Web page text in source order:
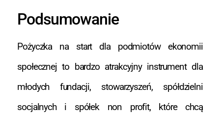
Podsumowanie
Pożyczka na start dla podmiotów ekonomii
społecznej to bardzo atrakcyjny instrument dla
młodych fundacji, stowarzyszeń, spółdzielni
socjalnych i spółek non profit, które chcą